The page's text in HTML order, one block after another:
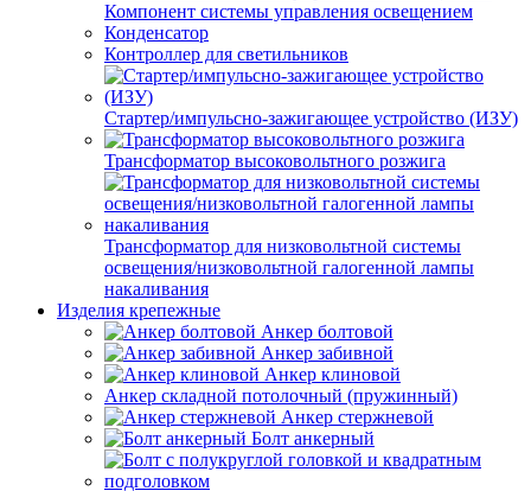
Компонент системы управления освещением
Конденсатор
Контроллер для светильников
Стартер/импульсно-зажигающее устройство (ИЗУ)
Трансформатор высоковольтного розжига
Трансформатор для низковольтной системы
освещения/низковольтной галогенной лампы
накаливания
Изделия крепежные
Анкер болтовой
Анкер забивной
Анкер клиновой
Анкер складной потолочный (пружинный)
Анкер стержневой
Болт анкерный